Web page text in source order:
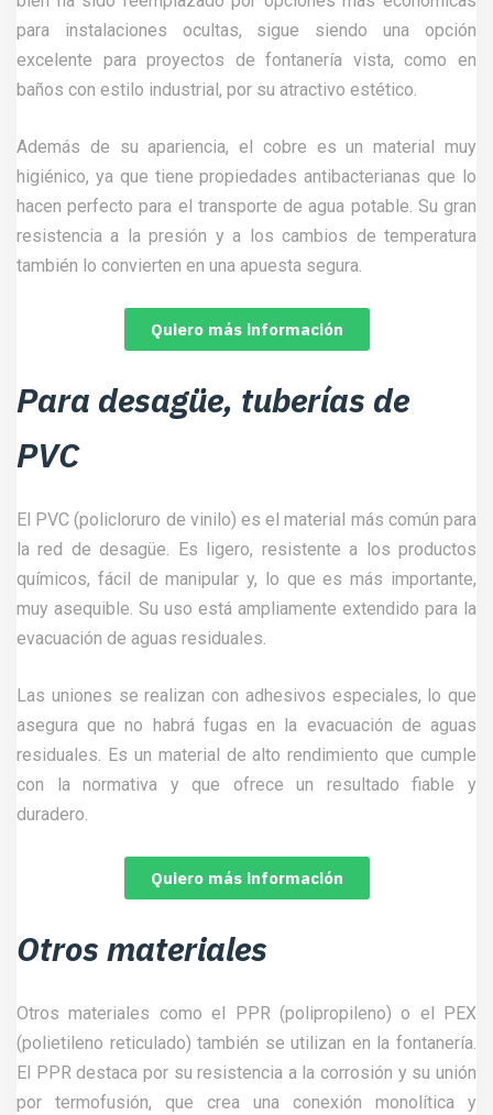
para instalaciones ocultas, sigue siendo una opción
excelente para proyectos de fontanería vista, como en
baños con estilo industrial, por su atractivo estético.
Además de su apariencia, el cobre es un material muy
higiénico, ya que tiene propiedades antibacterianas que lo
hacen perfecto para el transporte de agua potable. Su gran
resistencia a la presión y a los cambios de temperatura
también lo convierten en una apuesta segura.
Quiero más información
Para desagüe, tuberías de
PVC
El PVC (policloruro de vinilo) es el material más común para
la red de desagüe. Es ligero, resistente a los productos
químicos, fácil de manipular y, lo que es más importante,
muy asequible. Su uso está ampliamente extendido para la
evacuación de aguas residuales.
Las uniones se realizan con adhesivos especiales, lo que
asegura que no habrá fugas en la evacuación de aguas
residuales. Es un material de alto rendimiento que cumple
con la normativa y que ofrece un resultado fiable y
duradero.
Quiero más información
Otros materiales
Otros materiales como el PPR (polipropileno) o el PEX
(polietileno reticulado) también se utilizan en la fontanería.
El PPR destaca por su resistencia a la corrosión y su unión
por termofusión, que crea una conexión monolítica y